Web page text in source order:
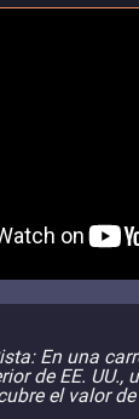
En una
de EE. UU.,
el valor